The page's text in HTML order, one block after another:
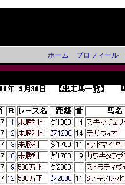
ホーム プロフィール